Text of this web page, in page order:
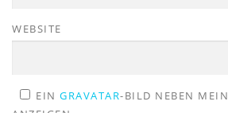
WEBSITE
EINGRAVATAR-BILD NEBEN